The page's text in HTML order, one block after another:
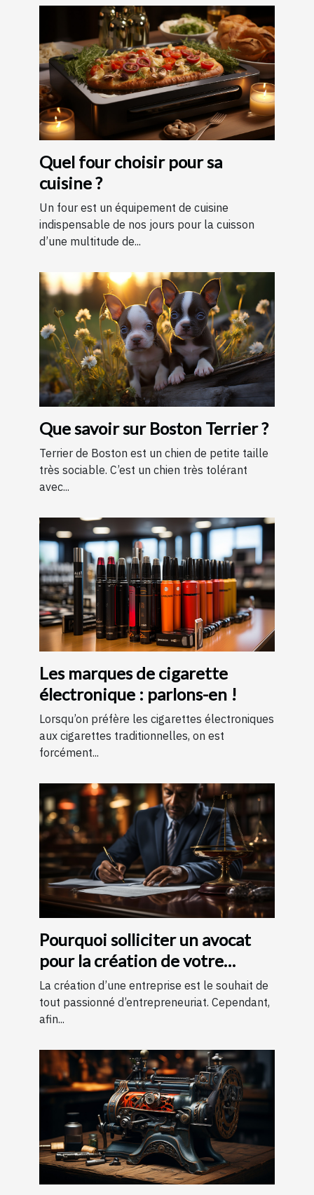
Quel four choisir pour sa
cuisine ?
Un four est un équipement de cuisine
indispensable de nos jours pour la cuisson
d’une multitude de...
Que savoir sur Boston Terrier ?
Terrier de Boston est un chien de petite taille
très sociable. C’est un chien très tolérant
avec...
Les marques de cigarette
électronique : parlons-en !
Lorsqu’on préfère les cigarettes électroniques
aux cigarettes traditionnelles, on est
forcément...
Pourquoi solliciter un avocat
pour la création de votre
entreprise ?
La création d’une entreprise est le souhait de
tout passionné d’entrepreneuriat. Cependant,
afin...